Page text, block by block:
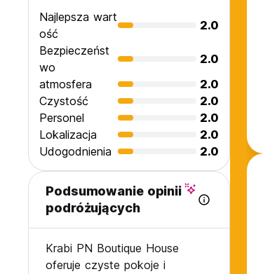
Najlepsza wart
ość
2.0
Bezpieczeńst
wo
2.0
atmosfera
2.0
Czystość
2.0
Personel
2.0
Lokalizacja
2.0
Udogodnienia
2.0
Podsumowanie opinii
podróżujących
Krabi PN Boutique House
oferuje czyste pokoje i